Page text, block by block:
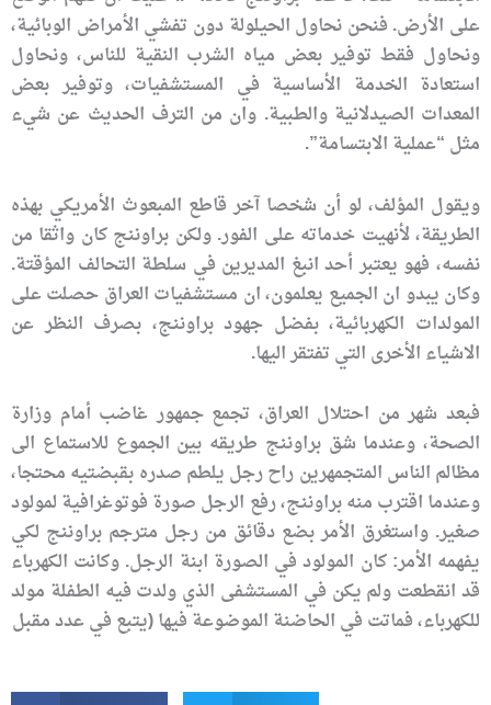
على الأرض. فنحن نحاول الحيلولة دون تفشي الأمراض الوبائية،
ونحاول فقط توفير بعض مياه الشرب النقية للناس، ونحاول
استعادة الخدمة الأساسية في المستشفيات، وتوفير بعض
المعدات الصيدلانية والطبية. وان من الترف الحديث عن شيء
مثل “عملية الابتسامة”.
ويقول المؤلف، لو أن شخصا آخر قاطع المبعوث الأمريكي بهذه
الطريقة، لأنهيت خدماته على الفور. ولكن براوننج كان واثقا من
نفسه، فهو يعتبر أحد انبغ المديرين في سلطة التحالف المؤقتة.
وكان يبدو ان الجميع يعلمون، ان مستشفيات العراق حصلت على
المولدات الكهربائية، بفضل جهود براوننج، بصرف النظر عن
الاشياء الأخرى التي تفتقر اليها.
فبعد شهر من احتلال العراق، تجمع جمهور غاضب أمام وزارة
الصحة، وعندما شق براوننج طريقه بين الجموع للاستماع الى
مظالم الناس المتجمهرين راح رجل يلطم صدره بقبضتيه محتجا،
وعندما اقترب منه براوننج، رفع الرجل صورة فوتوغرافية لمولود
صغير. واستغرق الأمر بضع دقائق من رجل مترجم براوننج لكي
يفهمه الأمر: كان المولود في الصورة ابنة الرجل. وكانت الكهرباء
قد انقطعت ولم يكن في المستشفى الذي ولدت فيه الطفلة مولد
للكهرباء، فماتت في الحاضنة الموضوعة فيها (يتبع في عدد مقبل